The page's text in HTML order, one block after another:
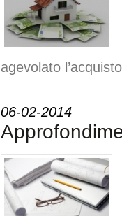
agevolato
06-02-2014